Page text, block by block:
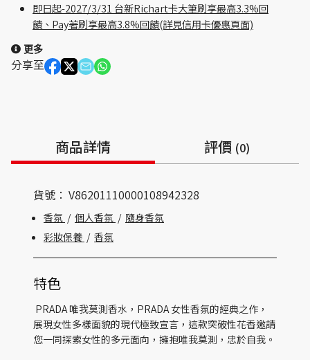
即日起-2027/3/31 台新Richart卡大筆刷享最高3.3%回
饋、Pay著刷享最高3.8%回饋(詳見信用卡優惠頁面)
更多
分享至
商品詳情 評價 (0)
貨號： V86201110000108942328
香氛 / 個人香氛 / 隨身香氛
彩妝保養 / 香氛
特色
PRADA 唯我莫測香水，PRADA 女性香氛的經典之作，
展現女性多樣面貌的現代極致宣言，這款突破性花香邀請
您一同探索女性的多元面向，擁抱唯我莫測，忠於自我。